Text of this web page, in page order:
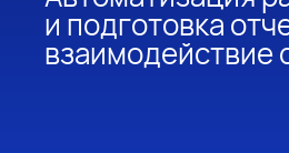
и подготовка
взаимодействие